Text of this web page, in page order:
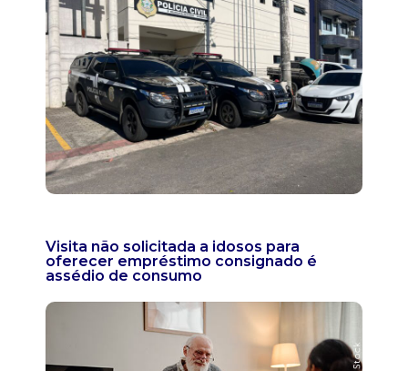
Visita não solicitada a idosos para
oferecer empréstimo consignado é
assédio de consumo